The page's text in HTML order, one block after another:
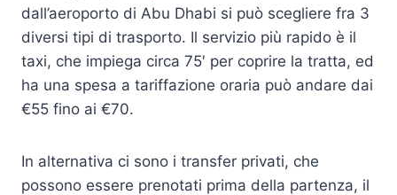
dall’aeroporto di Abu Dhabi si può scegliere fra 3
diversi tipi di trasporto. Il servizio più rapido è il
taxi, che impiega circa 75′ per coprire la tratta, ed
ha una spesa a tariffazione oraria può andare dai
€55 fino ai €70.
In alternativa ci sono i transfer privati, che
possono essere prenotati prima della partenza, il